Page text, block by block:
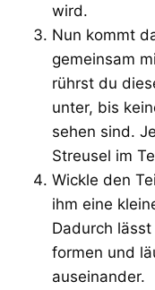
wird.
Nun kommt
gemeinsam
rührst du
unter, bis
sehen sind.
Streusel im
Wickle den
ihm eine
Dadurch
formen und
auseinander.